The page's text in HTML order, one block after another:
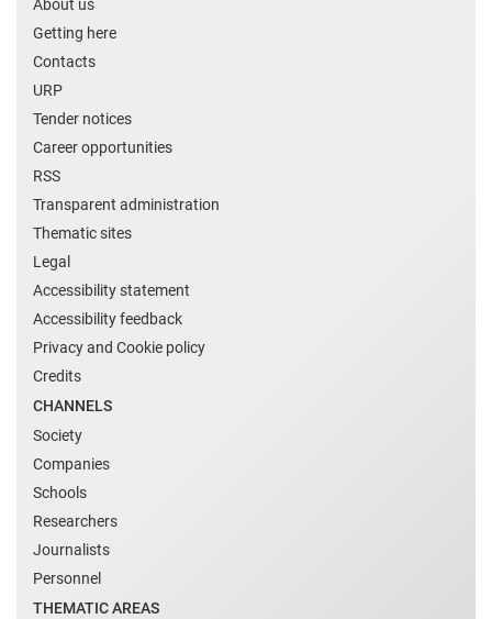
About us
Getting here
Contacts
URP
Tender notices
Career opportunities
RSS
Transparent administration
Thematic sites
Legal
Accessibility statement
Accessibility feedback
Privacy and Cookie policy
Credits
CHANNELS
Society
Companies
Schools
Researchers
Journalists
Personnel
THEMATIC AREAS